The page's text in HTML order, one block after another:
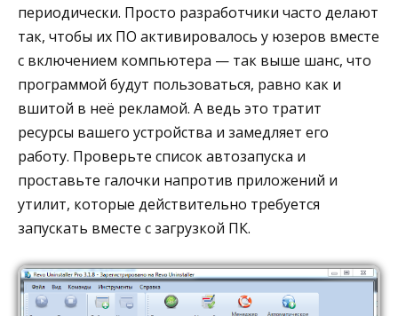
периодически. Просто разработчики часто делают
так, чтобы их ПО активировалось у юзеров вместе
с включением компьютера — так выше шанс, что
программой будут пользоваться, равно как и
вшитой в неё рекламой. А ведь это тратит
ресурсы вашего устройства и замедляет его
работу. Проверьте список автозапуска и
проставьте галочки напротив приложений и
утилит, которые действительно требуется
запускать вместе с загрузкой ПК.